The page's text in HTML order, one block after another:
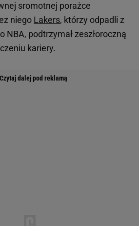
sromotnej porażce
niego Lakers, którzy odpadli z
NBA, podtrzymał zeszłoroczną
kariery.